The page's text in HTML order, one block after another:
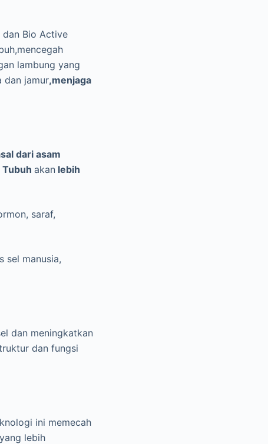
Bio Active
lambung yang
dan jamur,menjaga
dari asam
akan lebih
saraf,
sel manusia,
dan meningkatkan
dan fungsi
ini memecah
lebih